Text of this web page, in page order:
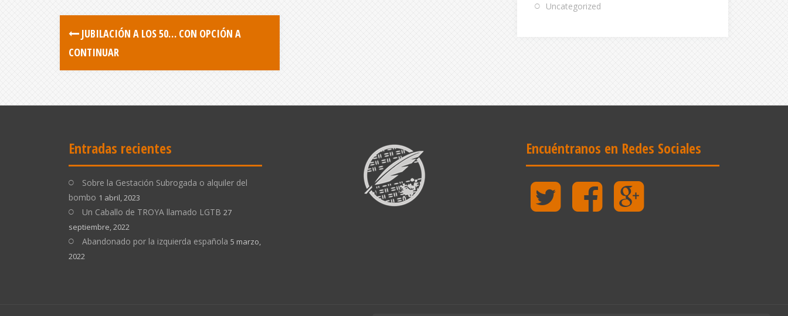
JUBILACIÓN A LOS 50… CON OPCIÓN A
CONTINUAR
Uncategorized
Entradas recientes
Sobre la Gestación Subrogada o alquiler del
bombo 1 abril, 2023
Un Caballo de TROYA llamado LGTB 27
septiembre, 2022
Abandonado por la izquierda española 5 marzo,
2022
Encuéntranos en Redes Sociales
Twitter Facebook
Google